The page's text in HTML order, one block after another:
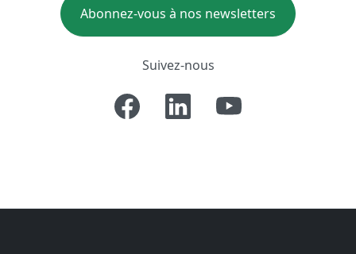
Abonnez-vous à nos newsletters
Suivez-nous